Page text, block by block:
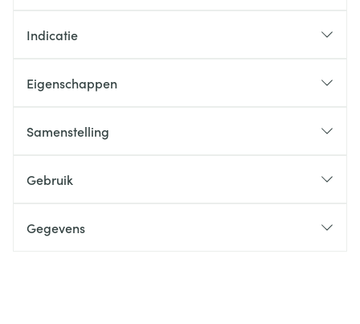
Indicatie
Eigenschappen
Samenstelling
Gebruik
Gegevens